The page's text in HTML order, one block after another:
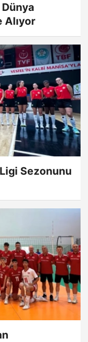
Dünya
Alıyor
Sezonunu